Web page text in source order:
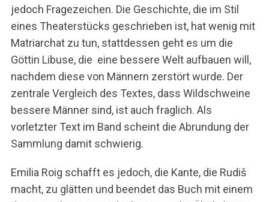
jedoch Fragezeichen. Die Geschichte, die im Stil
eines Theaterstücks geschrieben ist, hat wenig mit
Matriarchat zu tun, stattdessen geht es um die
Göttin Libuse, die eine bessere Welt aufbauen will,
nachdem diese von Männern zerstört wurde. Der
zentrale Vergleich des Textes, dass Wildschweine
bessere Männer sind, ist auch fraglich. Als
vorletzter Text im Band scheint die Abrundung der
Sammlung damit schwierig.
Emilia Roig schafft es jedoch, die Kante, die Rudiš
macht, zu glätten und beendet das Buch mit einem